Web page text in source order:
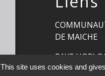
DE MAICHE
PAYS
This site uses cookies and